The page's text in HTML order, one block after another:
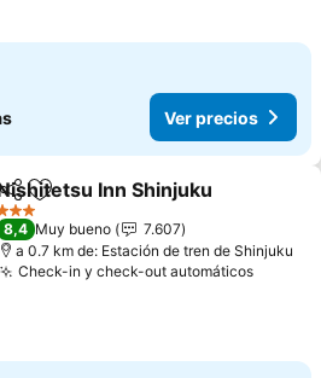
Ver precios
Agregar a favoritos
Inn Shinjuku
Estrellas
8,4 Muy bueno
7.607
a 0.7 km de: Estación de tren de Shinjuku
Check-in y check-out automáticosVer